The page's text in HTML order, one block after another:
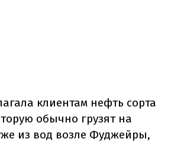
клиентам нефть сорта
обычно грузят на
из вод возле Фуджейры,